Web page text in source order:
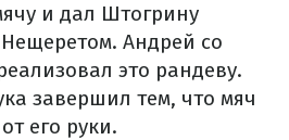
и дал Штогрину
Андрей со
это рандеву.
завершил тем, что мяч
его руки.